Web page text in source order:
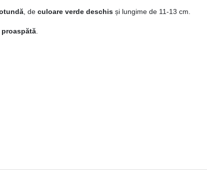
, de culoare verde deschis și lungime de 11-13 cm.